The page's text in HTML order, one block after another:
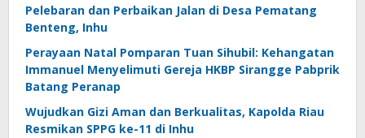
Pelebaran dan Perbaikan Jalan di Desa Pematang
Benteng, Inhu
Perayaan Natal Pomparan Tuan Sihubil: Kehangatan
Immanuel Menyelimuti Gereja HKBP Sirangge Pabprik
Batang Peranap
Wujudkan Gizi Aman dan Berkualitas, Kapolda Riau
Resmikan SPPG ke-11 di Inhu